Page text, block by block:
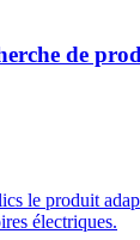
de
le produit
électriques.